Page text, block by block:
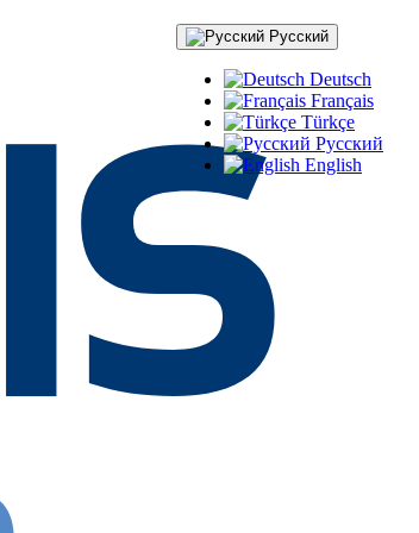
Русский
Deutsch
Français
Türkçe
Русский
English